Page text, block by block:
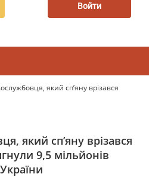
Войти
який спʼяну врізався
який спʼяну врізався
9,5 мільйонів